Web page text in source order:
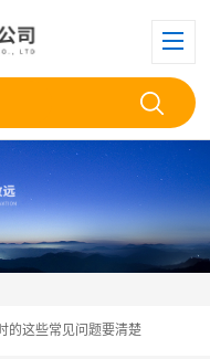
的这些常见问题要清楚